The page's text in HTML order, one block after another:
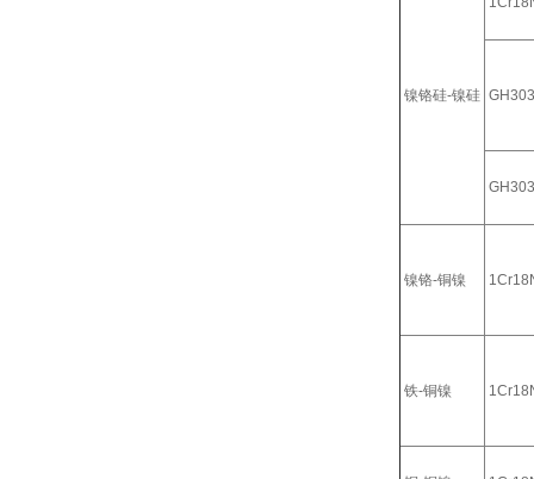
镍铬硅-镍硅
镍铬-铜镍
铁-铜镍